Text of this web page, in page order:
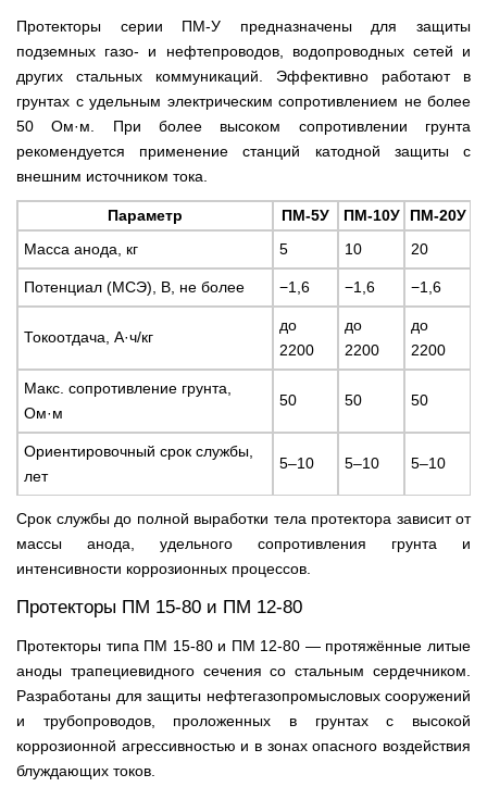
Протекторы серии ПМ-У предназначены для защиты
подземных газо- и нефтепроводов, водопроводных сетей и
других стальных коммуникаций. Эффективно работают в
грунтах с удельным электрическим сопротивлением не более
50 Ом·м. При более высоком сопротивлении грунта
рекомендуется применение станций катодной защиты с
внешним источником тока.
Параметр ПМ-5У ПМ-10У
ПМ-20У
Масса анода, кг
5 10 20
Потенциал (МСЭ), В, не более −1,6 −1,6 −1,6
Токоотдача, А·ч/кг
до
2200
до
2200
до
2200
Макс. сопротивление грунта,
Ом·м
50 50 50
Ориентировочный срок службы,
лет
5–10 5–10 5–10
Срок службы до полной выработки тела протектора зависит от
массы анода, удельного сопротивления грунта и
интенсивности коррозионных процессов.
Протекторы ПМ 15-80 и ПМ 12-80
Протекторы типа ПМ 15-80 и ПМ 12-80 — протяжённые литые
аноды трапециевидного сечения со стальным сердечником.
Разработаны для защиты нефтегазопромысловых сооружений
и трубопроводов, проложенных в грунтах с высокой
коррозионной агрессивностью и в зонах опасного воздействия
блуждающих токов.